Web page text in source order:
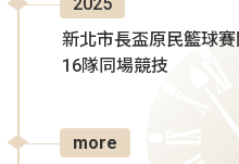
新北市長盃原民籃球
16隊同場競技
more